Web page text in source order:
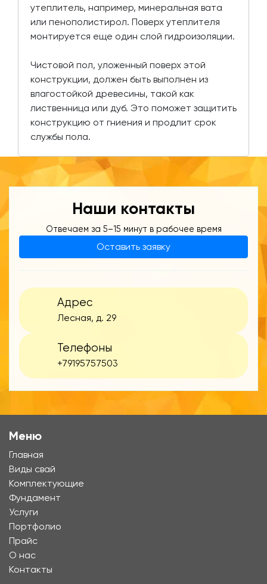
утеплитель, например, минеральная вата
или пенополистирол. Поверх утеплителя
монтируется еще один слой гидроизоляции.
Чистовой пол, уложенный поверх этой
конструкции, должен быть выполнен из
влагостойкой древесины, такой как
лиственница или дуб. Это поможет защитить
конструкцию от гниения и продлит срок
службы пола.
Наши контакты
Отвечаем за 5–15 минут в рабочее время
Оставить заявку
Адрес
Лесная, д. 29
Телефоны
+79195757503
Меню
Главная
Виды свай
Комплектующие
Фундамент
Услуги
Портфолио
Прайс
О нас
Контакты